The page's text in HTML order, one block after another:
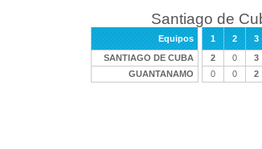
Santiago de
Equipos 1 2 3
SANTIAGO DE CUBA
2 0 3
GUANTANAMO
0 0 2